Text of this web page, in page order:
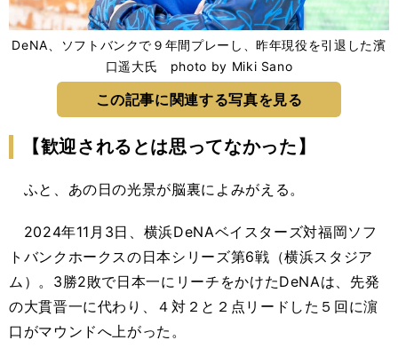
DeNA、ソフトバンクで９年間プレーし、昨年現役を引退した濱
口遥大氏 photo by Miki Sano
この記事に関連する写真を見る
【歓迎されるとは思ってなかった】
ふと、あの日の光景が脳裏によみがえる。
2024年11月3日、横浜DeNAベイスターズ対福岡ソフ
トバンクホークスの日本シリーズ第6戦（横浜スタジア
ム）。3勝2敗で日本一にリーチをかけたDeNAは、先発
の大貫晋一に代わり、４対２と２点リードした５回に濵
口がマウンドへ上がった。